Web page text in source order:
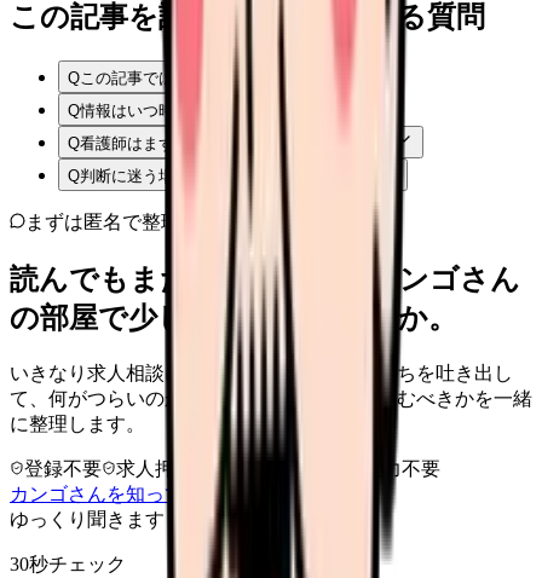
この記事を読む前後によくある質問
Qこの記事では何を確認できますか？
Q情報はいつ時点のものですか？
Q看護師はまず何から確認すればよいですか？
Q判断に迷う場合はどうすればよいですか？
まずは匿名で整理
読んでもまだ苦しいなら、カンゴさん
の部屋で少し話してみませんか。
いきなり求人相談には進みません。今の気持ちを吐き出し
て、何がつらいのか、辞めるべきか、少し休むべきかを一緒
に整理します。
登録不要 求人押し売りなし
病院名は入力不要
カンゴさんを知ってから相談する
ゆっくり聞きます
30秒チェック